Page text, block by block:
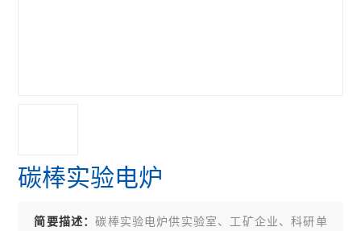
碳棒实验电炉
简要描述：碳棒实验电炉供实验室、工矿企业、科研单